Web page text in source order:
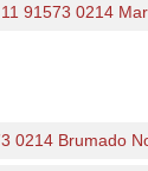
91573 0214
0214 Brumado